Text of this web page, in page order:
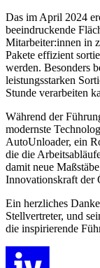
Das im April 2024
beeindruckende
Mitarbeiter:innen in
Pakete effizient
werden. Besonders
leistungsstarken
Stunde verarbeiten
Während der
modernste
AutoUnloader, ein
die die
damit neue
Innovationskraft der
Ein herzliches
Stellvertreter, und
die inspirierende